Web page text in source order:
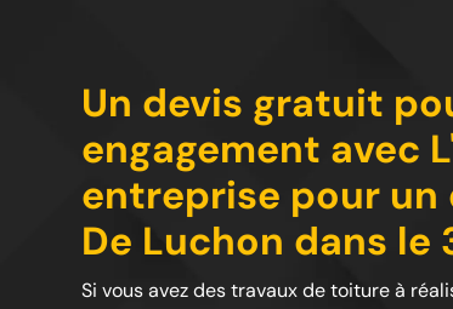
Un devis gratuit
engagement avec
entreprise pour un
De Luchon dans le
Si vous avez des travaux de toiture à